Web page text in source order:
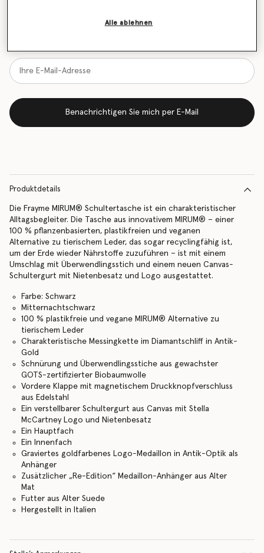
Benachrichtigen Sie mich per E-Mail
Produktdetails
Die Frayme MIRUM® Schultertasche ist ein charakteristischer
Alltagsbegleiter. Die Tasche aus innovativem MIRUM® – einer
100 % pflanzenbasierten, plastikfreien und veganen
Alternative zu tierischem Leder, das sogar recyclingfähig ist,
um der Erde wieder Nährstoffe zuzuführen – ist mit einem
Umschlag mit Überwendlingsstich und einem neuen Canvas-
Schultergurt mit Nietenbesatz und Logo ausgestattet.
Farbe: Schwarz
Mitternachtschwarz
100 % plastikfreie und vegane MIRUM® Alternative zu
tierischem Leder
Charakteristische Messingkette im Diamantschliff in Antik-
Gold
Schnürung und Überwendlingsstiche aus gewachster
GOTS-zertifizierter Biobaumwolle
Vordere Klappe mit magnetischem Druckknopfverschluss
aus Edelstahl
Ein verstellbarer Schultergurt aus Canvas mit Stella
McCartney Logo und Nietenbesatz
Ein Hauptfach
Ein Innenfach
Graviertes goldfarbenes Logo-Medaillon in Antik-Optik als
Anhänger
Zusätzlicher „Re-Edition“ Medaillon-Anhänger aus Alter
Mat
Futter aus Alter Suede
Hergestellt in Italien
Alle ablehnen